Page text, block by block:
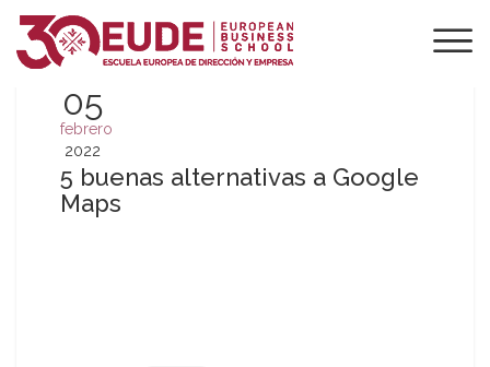
05
febrero
2022
5 buenas alternativas a Google
Maps